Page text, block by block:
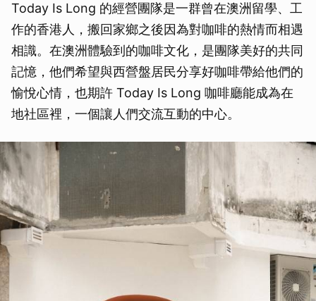
Today Is Long 的經營團隊是一群曾在澳洲留學、工
作的香港人，搬回家鄉之後因為對咖啡的熱情而相遇
相識。在澳洲體驗到的咖啡文化，是團隊美好的共同
記憶，他們希望與西營盤居民分享好咖啡帶給他們的
愉悅心情，也期許 Today Is Long 咖啡廳能成為在
地社區裡，一個讓人們交流互動的中心。